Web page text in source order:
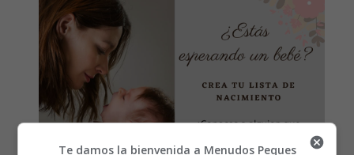
Te damos la bienvenida a Menudos Peques